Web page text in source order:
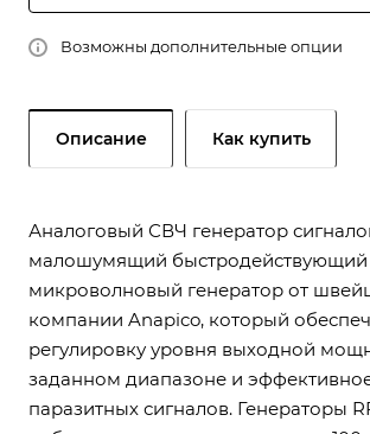
Возможны дополнительные опции
Описание Как купить
Аналоговый СВЧ генератор
малошумящий быстродействующий
микроволновый генератор от
компании Anapico, который
регулировку уровня выходной
заданном диапазоне и
паразитных сигналов. Генераторы